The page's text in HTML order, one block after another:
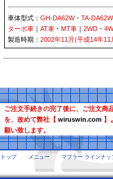
車体型式： GH-DA62W・ TA-DA62W
ターボ車｜ AT車・ MT車｜ 2WD・
製造時期： 2002年11月(平成14年11
ご注文手続きの完了後に、ご注文商
を、改めて弊社【 wiruswin.com】
願い致します。
トップ メニュー
マフラー ラインナッ